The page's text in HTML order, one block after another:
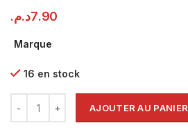
7.90د.م.
Marque
16 en stock
AJOUTER AU PANIER